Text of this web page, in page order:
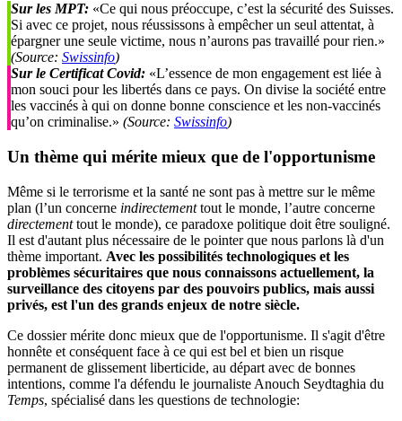
Sur les MPT: «Ce qui nous préoccupe, c’est la sécurité des Suisses.
Si avec ce projet, nous réussissons à empêcher un seul attentat, à
épargner une seule victime, nous n’aurons pas travaillé pour rien.»
(Source: Swissinfo)
Sur le Certificat Covid: «L’essence de mon engagement est liée à
mon souci pour les libertés dans ce pays. On divise la société entre
les vaccinés à qui on donne bonne conscience et les non-vaccinés
qu’on criminalise.» (Source: Swissinfo)
Un thème qui mérite mieux que de l'opportunisme
Même si le terrorisme et la santé ne sont pas à mettre sur le même
plan (l’un concerne indirectementtout le monde, l’autre concerne
directementtout le monde), ce paradoxe politique doit être souligné.
Il est d'autant plus nécessaire de le pointer que nous parlons là d'un
thème important. Avec les possibilités technologiques et les
problèmes sécuritaires que nous connaissons actuellement, la
surveillance des citoyens par des pouvoirs publics, mais aussi
privés, est l'un des grands enjeux de notre siècle.
Ce dossier mérite donc mieux que de l'opportunisme. Il s'agit d'être
honnête et conséquent face à ce qui est bel et bien un risque
permanent de glissement liberticide, au départ avec de bonnes
intentions, comme l'a défendu le journaliste Anouch Seydtaghia du
Temps, spécialisé dans les questions de technologie: